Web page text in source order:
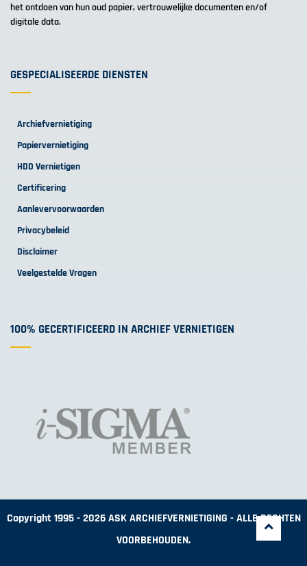
het ontdoen van hun oud papier, vertrouwelijke documenten en/of
digitale data.
GESPECIALISEERDE DIENSTEN
Archiefvernietiging
Papiervernietiging
HDD Vernietigen
Certificering
Aanlevervoorwaarden
Privacybeleid
Disclaimer
Veelgestelde Vragen
100% GECERTIFICEERD IN ARCHIEF VERNIETIGEN
Copyright 1995 - 2026 ASK ARCHIEFVERNIETIGING - ALLE RECHTEN
VOORBEHOUDEN.